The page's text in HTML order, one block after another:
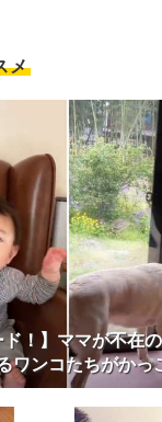
メ
！】ママが不在
ワンコたちがか